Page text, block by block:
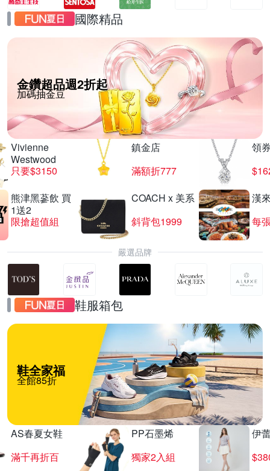
國際精品
金鑽超品週2折起
加碼抽金豆
Vivienne
Westwood
只要$3150
鎮金店
滿額折777
領
熊津黑蔘飲 買
1送2
限搶超值組
COACH x 美系
斜背包1999
漢
每
嚴選品牌
鞋服箱包
鞋全家福
全館85折
AS春夏女鞋
滿千再折百
PP石墨烯
獨家2入組
伊